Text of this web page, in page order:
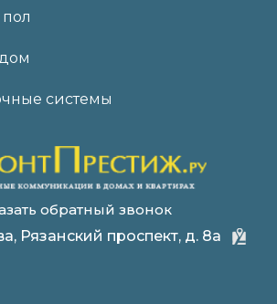
системы
обратный звонок
Рязанский проспект, д. 8а